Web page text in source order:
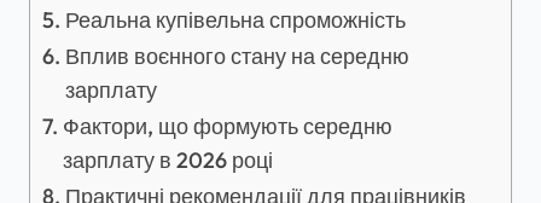
Реальна купівельна спроможність
Вплив воєнного стану на середню
зарплату
Фактори, що формують середню
зарплату в 2026 році
Практичні рекомендації для працівників